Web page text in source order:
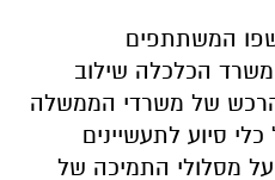
מסלולי התמיכה של
ליווי לעסקים. זאת
בכנס את התוכניות
לטובת חברות שונות